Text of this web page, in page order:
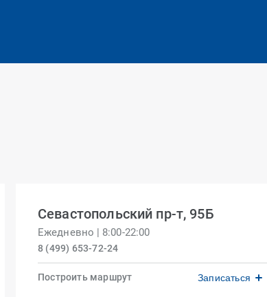
Севастопольский пр-т, 95Б
Ежедневно | 8:00-22:00
8 (499) 653-72-24
Построить маршрут Записаться